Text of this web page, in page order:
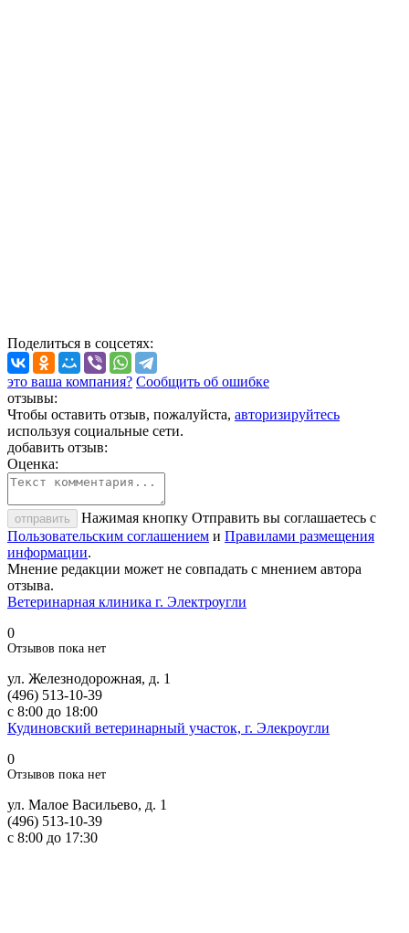
Поделиться в соцсетях:
это ваша компания? Сообщить об ошибке
отзывы:
Чтобы оставить отзыв, пожалуйста, авторизируйтесь
используя социальные сети.
добавить отзыв:
Оценка:
отправить
Нажимая кнопку Отправить вы соглашаетесь с
Пользовательским соглашением и Правилами размещения
информации.
Мнение редакции может не совпадать с мнением автора
отзыва.
Ветеринарная клиника г. Электроугли
0
Отзывов пока нет
ул. Железнодорожная, д. 1
(496) 513-10-39
с 8:00 до 18:00
Кудиновский ветеринарный участок, г. Элекроугли
0
Отзывов пока нет
ул. Малое Васильево, д. 1
(496) 513-10-39
с 8:00 до 17:30